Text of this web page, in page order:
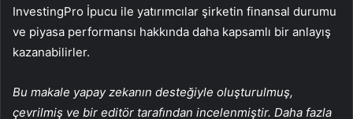
InvestingPro İpucu ile yatırımcılar şirketin finansal durumu
ve piyasa performansı hakkında daha kapsamlı bir anlayış
kazanabilirler.
Bu makale yapay zekanın desteğiyle oluşturulmuş,
çevrilmiş ve bir editör tarafından incelenmiştir. Daha fazla